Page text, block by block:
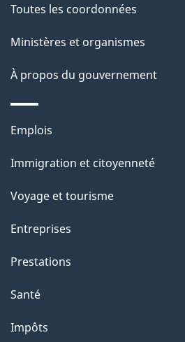
p
a
g
e
Toutes les coordonnées
Ministères et organismes
À propos du gouvernement
Thèmes
sujets
Emplois
Immigration et citoyenneté
Voyage et tourisme
Entreprises
Prestations
Santé
Impôts